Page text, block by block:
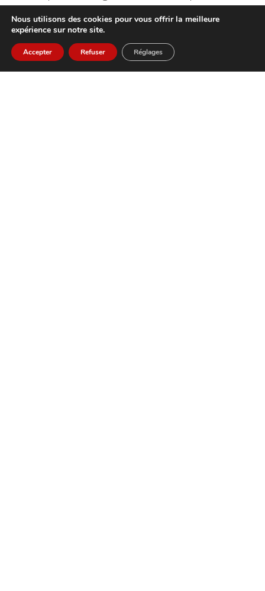
aéronautique
À l’aise avec les outils informatiques
(Excel, suivi de production, outils qualité)
etmaitrise obligatoire de SAP
Nous utilisons des cookies pour vous offrir la meilleure
expérience sur notre site.
Accepter Refuser Réglages